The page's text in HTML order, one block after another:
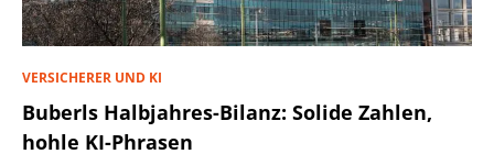
VERSICHERER UND KI
Buberls Halbjahres-Bilanz: Solide Zahlen,
hohle KI-Phrasen